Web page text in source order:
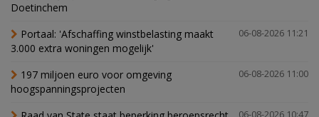
Doetinchem
06-08-2026 11:21
Portaal: 'Afschaffing winstbelasting maakt
3.000 extra woningen mogelijk'
06-08-2026 11:00
197 miljoen euro voor omgeving
hoogspanningsprojecten
06-08-2026 10:47